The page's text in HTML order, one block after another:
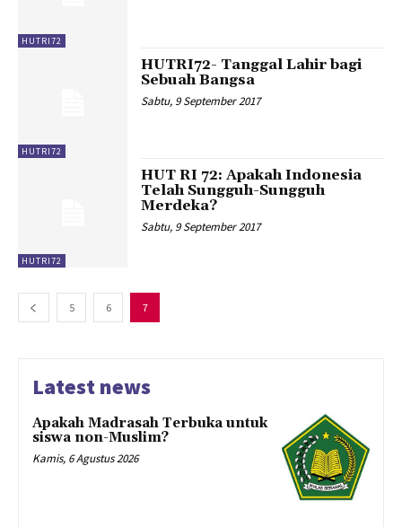
HUTRI72
HUTRI72
HUTRI72- Tanggal Lahir bagi
Sebuah Bangsa
Sabtu, 9 September 2017
HUTRI72
HUT RI 72: Apakah Indonesia
Telah Sungguh-Sungguh
Merdeka?
Sabtu, 9 September 2017
5 6 7
Latest news
Apakah Madrasah Terbuka untuk
siswa non-Muslim?
Kamis, 6 Agustus 2026